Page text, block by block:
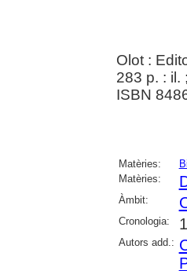
Olot :
283 p. : il.
ISBN
Matèries:
Matèries:
Àmbit:
Cronologia:
Autors add.: